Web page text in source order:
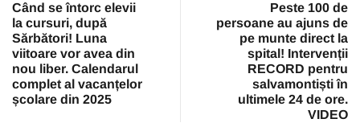
Când se întorc elevii
la cursuri, după
Sărbători! Luna
viitoare vor avea din
nou liber. Calendarul
complet al vacanțelor
școlare din 2025
Peste 100 de
persoane au ajuns de
pe munte direct la
spital! Intervenții
RECORD pentru
salvamontiști în
ultimele 24 de ore.
VIDEO